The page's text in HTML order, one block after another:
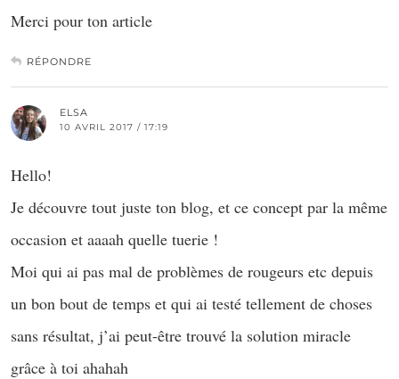
Merci pour ton article
RÉPONDRE
ELSA
10 AVRIL 2017 / 17:19
Hello!
Je découvre tout juste ton blog, et ce concept par la même
occasion et aaaah quelle tuerie !
Moi qui ai pas mal de problèmes de rougeurs etc depuis
un bon bout de temps et qui ai testé tellement de choses
sans résultat, j’ai peut-être trouvé la solution miracle
grâce à toi ahahah